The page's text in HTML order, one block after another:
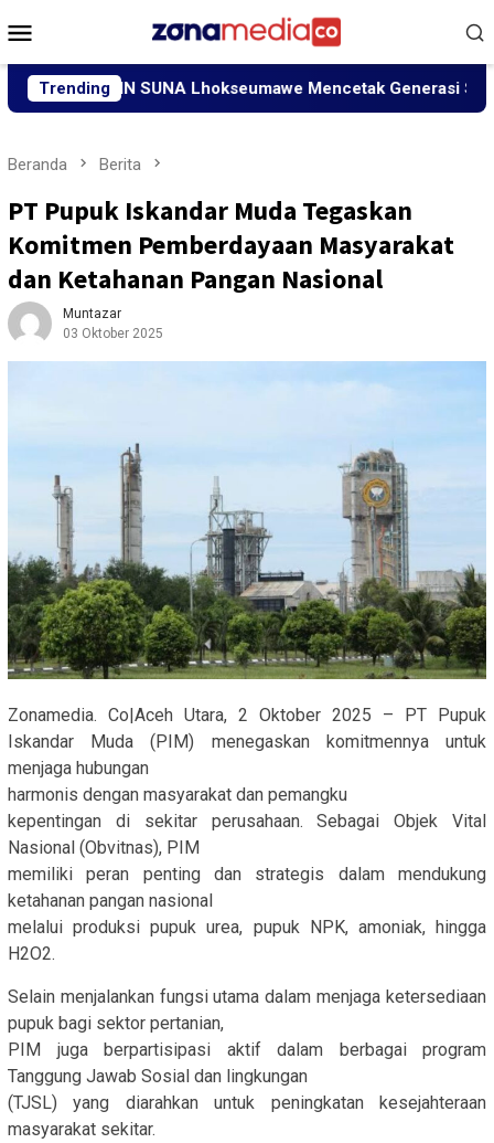
ke
Mobile
Trending
SUNA Lhokseumawe Mencetak Generasi Siap Bersaing
Beranda Berita
PT Pupuk Iskandar Muda Tegaskan
Komitmen Pemberdayaan Masyarakat
dan Ketahanan Pangan Nasional
Muntazar
03 Oktober 2025
Zonamedia. Co|Aceh Utara, 2 Oktober 2025 – PT Pupuk
Iskandar Muda (PIM) menegaskan komitmennya untuk
menjaga hubungan
harmonis dengan masyarakat dan pemangku
kepentingan di sekitar perusahaan. Sebagai Objek Vital
Nasional (Obvitnas), PIM
memiliki peran penting dan strategis dalam mendukung
ketahanan pangan nasional
melalui produksi pupuk urea, pupuk NPK, amoniak, hingga
H2O2.
Selain menjalankan fungsi utama dalam menjaga ketersediaan
pupuk bagi sektor pertanian,
PIM juga berpartisipasi aktif dalam berbagai program
Tanggung Jawab Sosial dan lingkungan
(TJSL) yang diarahkan untuk peningkatan kesejahteraan
masyarakat sekitar.